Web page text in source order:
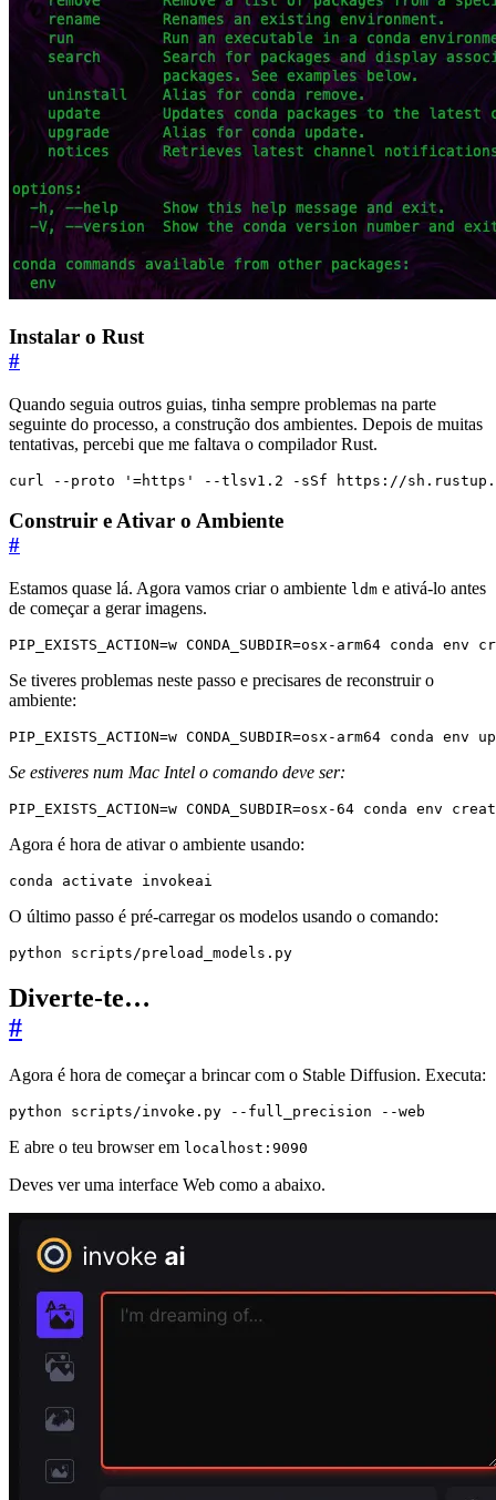
Instalar o Rust
#
Quando seguia outros guias, tinha sempre problemas na parte
seguinte do processo, a construção dos ambientes. Depois de muitas
tentativas, percebi que me faltava o compilador Rust.
curl --proto '=https' --tlsv1.2 -sSf https://
Construir e Ativar o Ambiente
#
Estamos quase lá. Agora vamos criar o ambiente ldm e ativá-lo antes
de começar a gerar imagens.
PIP_EXISTS_ACTION=w CONDA_SUBDIR=osx-arm64 conda env
Se tiveres problemas neste passo e precisares de reconstruir o
ambiente:
PIP_EXISTS_ACTION=w CONDA_SUBDIR=osx-arm64 conda env
Se estiveres num Mac Intel o comando deve ser:
PIP_EXISTS_ACTION=w CONDA_SUBDIR=osx-64 conda env
Agora é hora de ativar o ambiente usando:
conda activate invokeai
O último passo é pré-carregar os modelos usando o comando:
python scripts/preload_models.py
Diverte-te…
#
Agora é hora de começar a brincar com o Stable Diffusion. Executa:
python scripts/invoke.py --full_precision --web
E abre o teu browser em localhost:9090
Deves ver uma interface Web como a abaixo.